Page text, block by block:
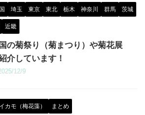
埼玉 東京 東北 栃木 神奈川 群馬 茨城
近畿
の菊祭り（菊まつり）や菊花展
介しています！
12/9
カモ（梅花藻） まとめ